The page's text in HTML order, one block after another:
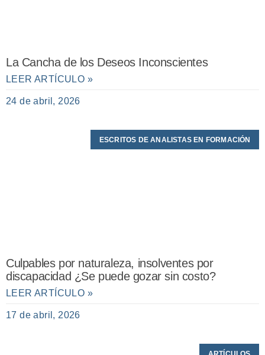
La Cancha de los Deseos Inconscientes
LEER ARTÍCULO »
24 de abril, 2026
ESCRITOS DE ANALISTAS EN FORMACIÓN
Culpables por naturaleza, insolventes por
discapacidad ¿Se puede gozar sin costo?
LEER ARTÍCULO »
17 de abril, 2026